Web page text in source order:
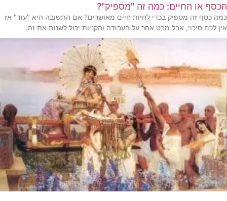
הכסף או החיים: כמה זה "מספיק"?
כמה כסף זה מספיק בכדי לחיות חיים מאושרים? אם התשובה היא "עוד" אז
אין לכם סיכוי, אבל מבט אחר על העבודה והקניות יכול לשנות את זה.